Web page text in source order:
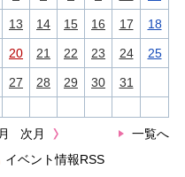
13 14 15 16 17 18
20 21 22 23 24 25
27 28 29 30 31
一覧へ
次月
イベント情報RSS